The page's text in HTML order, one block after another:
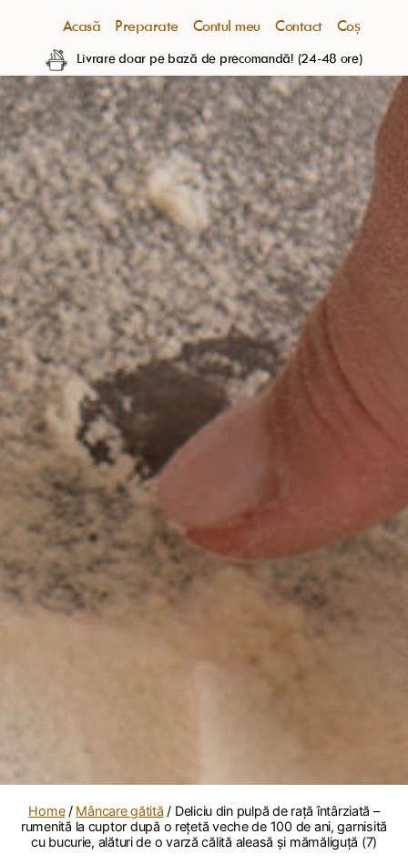
Acasă Preparate Contul meu Contact Coș
Livrare doar pe bază de precomandă! (24-48 ore)
Home/ Mâncare gătită / Deliciu din pulpă de rață întârziată –
rumenită la cuptor după o rețetă veche de 100 de ani, garnisită
cu bucurie, alături de o varză călită aleasă și mămăliguță (7)